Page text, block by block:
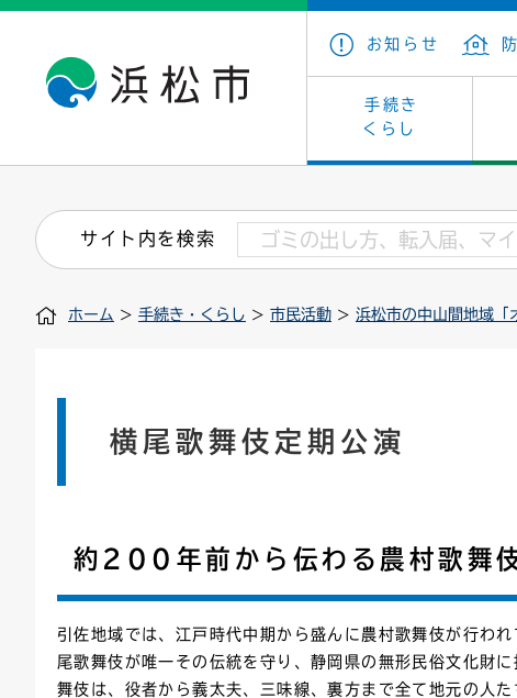
お知らせ
手続き
くらし
戸籍・住民の手続き 保険・年金
住まい・建築 墓地・斎場
税金 法人税
子育て・青少年・若者 教育
看護専門学校 学級閉鎖
小学校一覧
健康・医療 福祉
介護保険
文化・芸術 文化財
浜松・浜名湖だいすきネット
産業振興 カーボンニ
発注情報(入札・契約) 福祉・介護
募集 雇用・就労
市の概要 庁舎案内
外郭団体 統計
職員採用 市有財産
サイト内を検索
ホーム > 手続き・くらし > 市民活動 > 浜松市の中山間地域「
横尾歌舞伎定期公演
約200年前から伝わる農村歌舞
引佐地域では、江戸時代中期から盛んに農村歌舞伎が行わ
尾歌舞伎が唯一その伝統を守り、静岡県の無形民俗文化財
舞伎は、役者から義太夫、三味線、裏方まで全て地元の人